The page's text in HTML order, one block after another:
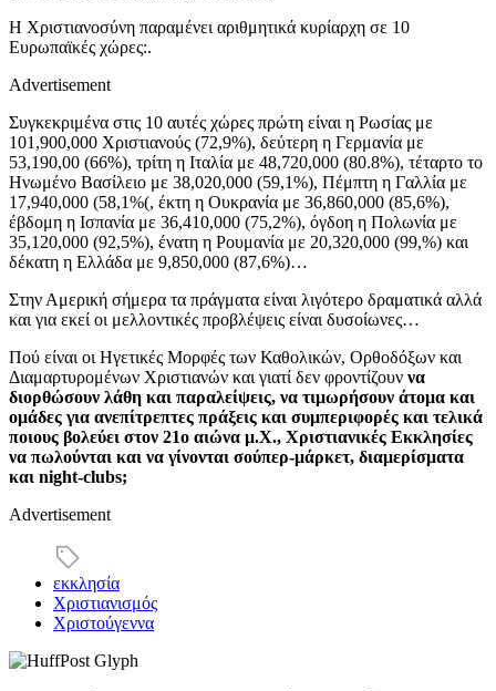
Η Χριστιανοσύνη παραμένει αριθμητικά κυρίαρχη σε 10
Ευρωπαϊκές χώρες:.
Advertisement
Συγκεκριμένα στις 10 αυτές χώρες πρώτη είναι η Ρωσίας με
101,900,000 Χριστιανούς (72,9%), δεύτερη η Γερμανία με
53,190,00 (66%), τρίτη η Ιταλία με 48,720,000 (80.8%), τέταρτο το
Ηνωμένο Βασίλειο με 38,020,000 (59,1%), Πέμπτη η Γαλλία με
17,940,000 (58,1%(, έκτη η Ουκρανία με 36,860,000 (85,6%),
έβδομη η Ισπανία με 36,410,000 (75,2%), όγδοη η Πολωνία με
35,120,000 (92,5%), ένατη η Ρουμανία με 20,320,000 (99,%) και
δέκατη η Ελλάδα με 9,850,000 (87,6%)…
Στην Αμερική σήμερα τα πράγματα είναι λιγότερο δραματικά αλλά
και για εκεί οι μελλοντικές προβλέψεις είναι δυσοίωνες…
Πού είναι οι Ηγετικές Μορφές των Καθολικών, Ορθοδόξων και
Διαμαρτυρομένων Χριστιανών και γιατί δεν φροντίζουν να
διορθώσουν λάθη και παραλείψεις, να τιμωρήσουν άτομα και
ομάδες για ανεπίτρεπτες πράξεις και συμπεριφορές και τελικά
ποιους βολεύει στον 21ο αιώνα μ.Χ., Χριστιανικές Εκκλησίες
να πωλούνται και να γίνονται σούπερ-μάρκετ, διαμερίσματα
και night-clubs;
Advertisement
εκκλησία
Χριστιανισμός
Χριστούγεννα